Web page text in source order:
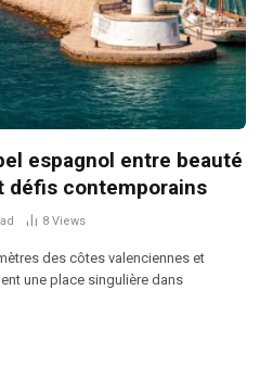
espagnol entre beauté
défis contemporains
8 Views
des côtes valenciennes et
une place singulière dans